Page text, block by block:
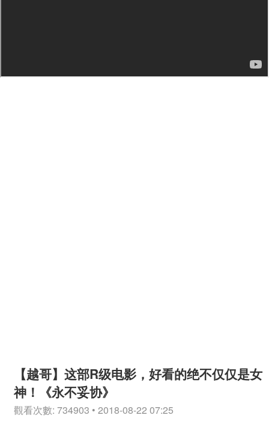
【越哥】这部R级电影，好看的绝不仅仅是女
神！《永不妥协》
觀看次數: 734903 • 2018-08-22 07:25